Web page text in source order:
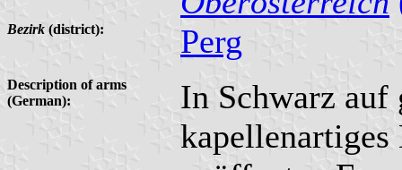
Bezirk (district): Perg
Description of arms
(German):
In Schwarz auf